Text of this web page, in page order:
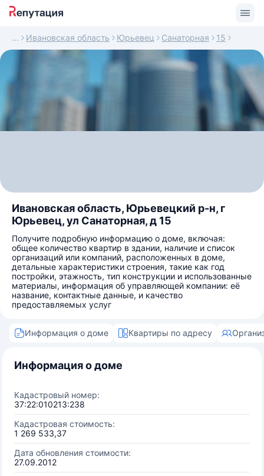
Ивановская область Юрьевец Санаторная 15
Ивановская область, Юрьевецкий р-н, г
Юрьевец, ул Санаторная, д 15
Получите подробную информацию о доме, включая:
общее количество квартир в здании, наличие и список
организаций или компаний, расположенных в доме,
детальные характеристики строения, такие как год
постройки, этажность, тип конструкции и использованные
материалы, информация об управляющей компании: её
название, контактные данные, и качество
предоставляемых услуг
Информация о доме Квартиры по адресу
Информация о доме
Кадастровый номер:
37:22:010213:238
Кадастровая стоимость:
1 269 533,37
Дата обновления стоимости:
27.09.2012